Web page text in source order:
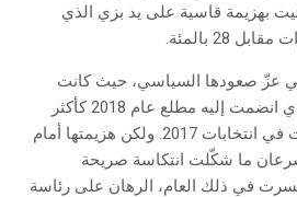
2021، حين مُنيت بهزيمة قاسية على يد بزي الذي
عزّ صعودها السياسي، حيث كانت
تترأس مجلس المدينة الذي انضمت إليه مطلع عام 2018 كأكثر
المرشحين حصداً للأصوات في انتخابات 2017. ولكن هزيمتها أمام
في انتخابات 2021 سرعان ما شكّلت انتكاسة صريحة
في ذلك العام، الرهان على رئاسة